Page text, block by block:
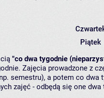
Piątek
"co dwa tygodnie
Zajęcia prowadzone z
semestru), a potem co
zajęć - odbędą się one